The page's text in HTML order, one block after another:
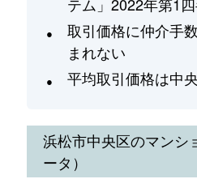
取引価格に仲介手
まれない
平均取引価格は中
浜松市中央区のマンシ
ータ）